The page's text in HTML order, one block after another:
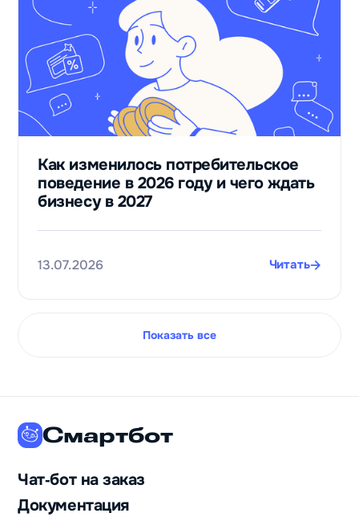
Как изменилось потребительское
поведение в 2026 году и чего ждать
бизнесу в 2027
13.07.2026 Читать
Показать все
Смартбот
Чат‑бот на заказ
Документация